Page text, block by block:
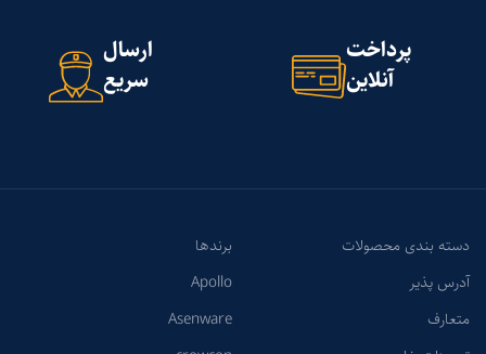
پرداخت
آنلاین
ارسال
سریع
دسته بندی محصولات
آدرس پذیر
متعارف
برندها
Apollo
Asenware